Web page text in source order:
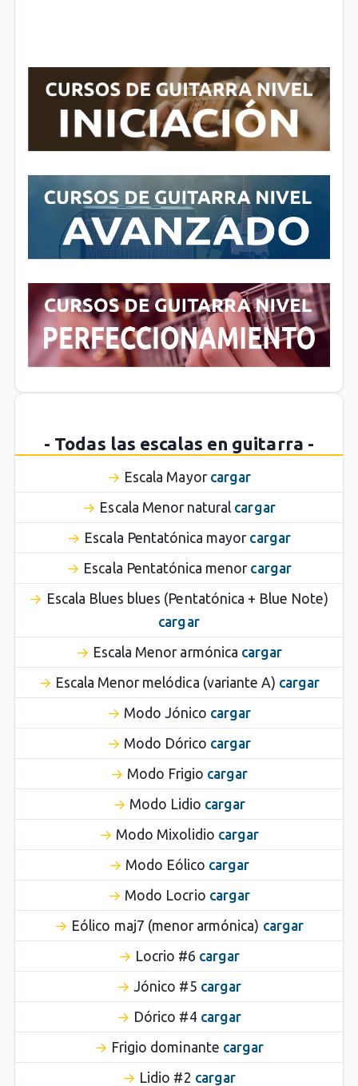
- Todas las escalas en guitarra -
Escala Mayor cargar
Escala Menor natural cargar
Escala Pentatónica mayor cargar
Escala Pentatónica menor cargar
Escala Blues blues (Pentatónica + Blue Note)
cargar
Escala Menor armónica cargar
Escala Menor melódica (variante A) cargar
Modo Jónico cargar
Modo Dórico cargar
Modo Frigio cargar
Modo Lidio cargar
Modo Mixolidio cargar
Modo Eólico cargar
Modo Locrio cargar
Eólico maj7 (menor armónica) cargar
Locrio #6 cargar
Jónico #5 cargar
Dórico #4 cargar
Frigio dominante cargar
Lidio #2 cargar